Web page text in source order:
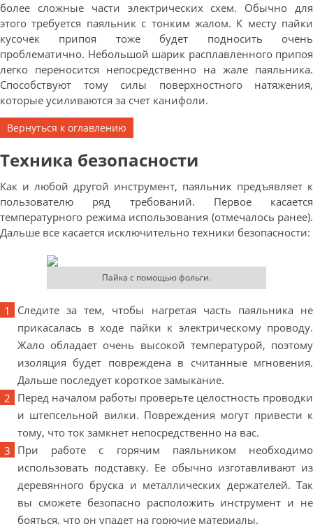
более сложные части электрических схем. Обычно для
этого требуется паяльник с тонким жалом. К месту пайки
кусочек припоя тоже будет подносить очень
проблематично. Небольшой шарик расплавленного припоя
легко переносится непосредственно на жале паяльника.
Способствуют тому силы поверхностного натяжения,
которые усиливаются за счет канифоли.
Вернуться к оглавлению
Техника безопасности
Как и любой другой инструмент, паяльник предъявляет к
пользователю ряд требований. Первое касается
температурного режима использования (отмечалось ранее).
Дальше все касается исключительно техники безопасности:
Пайка с помощью фольги.
Следите за тем, чтобы нагретая часть паяльника не
прикасалась в ходе пайки к электрическому проводу.
Жало обладает очень высокой температурой, поэтому
изоляция будет повреждена в считанные мгновения.
Дальше последует короткое замыкание.
Перед началом работы проверьте целостность проводки
и штепсельной вилки. Повреждения могут привести к
тому, что ток замкнет непосредственно на вас.
При работе с горячим паяльником необходимо
использовать подставку. Ее обычно изготавливают из
деревянного бруска и металлических держателей. Так
вы сможете безопасно расположить инструмент и не
бояться, что он упадет на горючие материалы.